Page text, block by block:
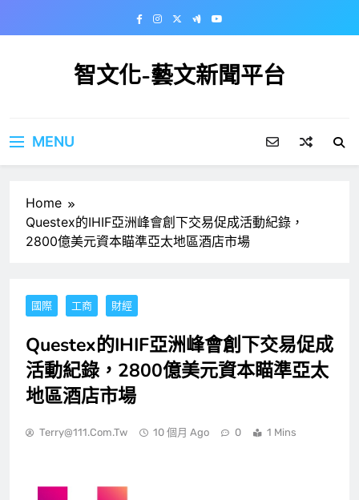
智文化-藝文新聞平台
MENU
Home
Questex的IHIF亞洲峰會創下交易促成活動紀錄，
2800億美元資本瞄準亞太地區酒店市場
國際 工商 財經
Questex的IHIF亞洲峰會創下交易促成
活動紀錄，2800億美元資本瞄準亞太
地區酒店市場
Terry@111.com.tw 10 個月 Ago 0 1 Mins